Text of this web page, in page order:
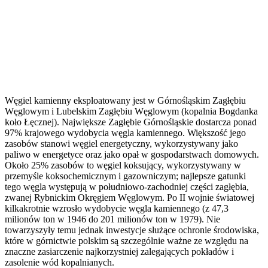
Węgiel kamienny eksploatowany jest w Górnośląskim Zagłębiu
Węglowym i Lubelskim Zagłębiu Węglowym (kopalnia Bogdanka
koło Łęcznej). Największe Zagłębie Górnośląskie dostarcza ponad
97% krajowego wydobycia węgla kamiennego. Większość jego
zasobów stanowi węgiel energetyczny, wykorzystywany jako
paliwo w energetyce oraz jako opał w gospodarstwach domowych.
Około 25% zasobów to węgiel koksujący, wykorzystywany w
przemyśle koksochemicznym i gazowniczym; najlepsze gatunki
tego węgla występują w południowo-zachodniej części zagłębia,
zwanej Rybnickim Okręgiem Węglowym. Po II wojnie światowej
kilkakrotnie wzrosło wydobycie węgla kamiennego (z 47,3
milionów ton w 1946 do 201 milionów ton w 1979). Nie
towarzyszyły temu jednak inwestycje służące ochronie środowiska,
które w górnictwie polskim są szczególnie ważne ze względu na
znaczne zasiarczenie najkorzystniej zalegających pokładów i
zasolenie wód kopalnianych.